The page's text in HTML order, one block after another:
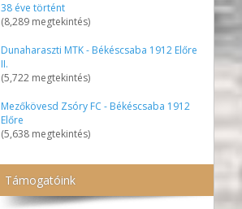
38 éve történt
(8,289 megtekintés)
Dunaharaszti MTK - Békéscsaba 1912 Előre
II.
(5,722 megtekintés)
Mezőkövesd Zsóry FC - Békéscsaba 1912
Előre
(5,638 megtekintés)
Támogatóink